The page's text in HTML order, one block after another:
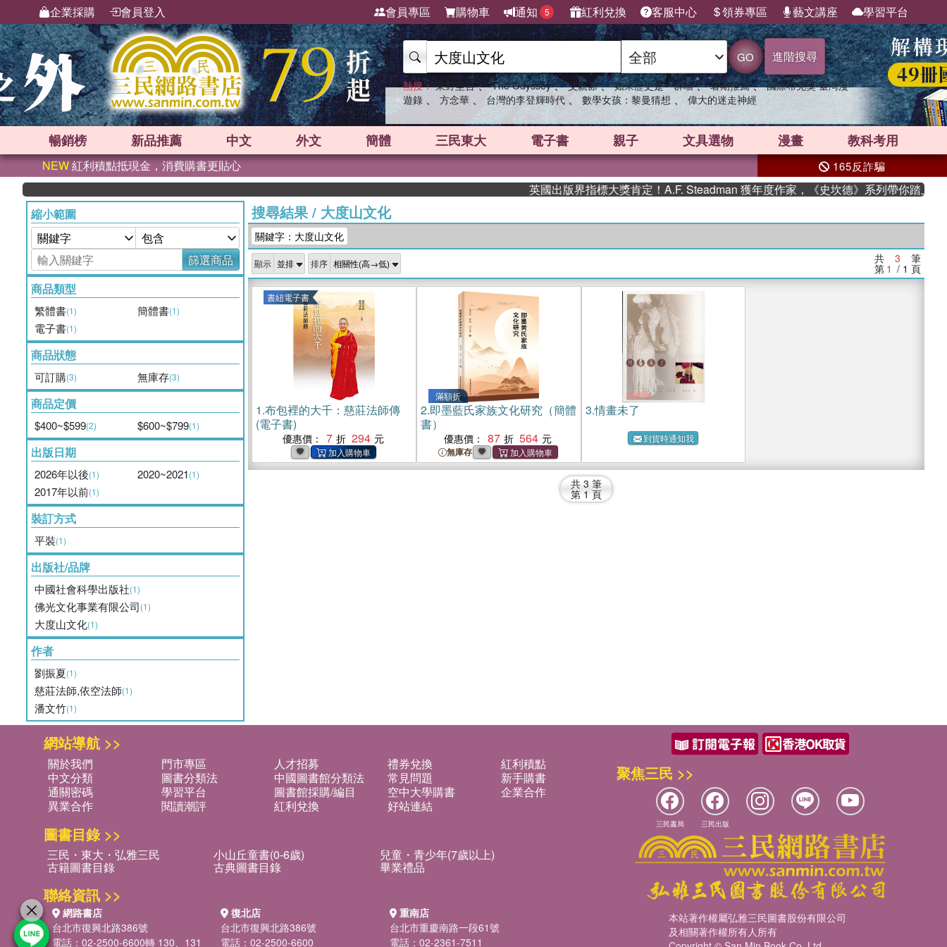
企業採購 會員登入 會員專區 購物車 通知 5 紅利兌換 客服中心 領券專區 藝文講座 學習平台
GO 進階搜尋
熱搜： 東野圭吾 、 The Odyssey 、 父親節 、 如果歷史是一群喵 、 暑期推薦 、 國際布克獎 臺灣漫
遊錄 、 方念華 、 台灣的李登輝時代 、 數學女孩：黎曼猜想 、 偉大的迷走神經
暢銷榜 新品推薦 中文 外文 簡體 三民東大 電子書 親子 文具選物 漫畫 教科考用
NEW紅利積點抵現金，消費購書更貼心 165反詐騙
英國出版界指標大獎肯定！A.F. Steadman 獲年度作家，《史坎德》系列帶你踏上熱血
縮小範圍
篩選商品
商品類型
繁體書(1) 簡體書(1)
電子書(1)
商品狀態
可訂購(3) 無庫存(3)
商品定價
$400~$599(2) $600~$799(1)
出版日期
2026年以後(1) 2020~2021(1)
2017年以前(1)
裝訂方式
平裝(1)
出版社/品牌
中國社會科學出版社(1)
佛光文化事業有限公司(1)
大度山文化(1)
作者
劉振夏(1)
慈莊法師,依空法師(1)
潘文竹(1)
搜尋結果/ 大度山文化
關鍵字：大度山文化
顯示 排序 共 3 筆
第 1 / 1 頁
書紐電子書
1.布包裡的大千：慈莊法師傳
(電子書)
優惠價： 7 294
滿額折
2.即墨藍氏家族文化研究（簡體
書）
優惠價： 87 564
無庫存
3.情畫未了
到貨時通知我
共 3 筆
第 1 頁
網站導航 >>
關於我們 門市專區 人才招募 禮券兌換
紅利積點
中文分類
圖書分類法 中國圖書館分類法 常見問題
新手購書
通關密碼
學習平台 圖書館採購/編目 空中大學購書
企業合作
異業合作
閱讀潮評 紅利兌換 好站連結
圖書目錄 >>
三民・東大・弘雅三民 小山丘童書(0-6歲) 兒童・青少年(7歲以上)
古籍圖書目錄 古典圖書目錄 畢業禮品
聯絡資訊 >>
網路書店
台北市復興北路386號
電話：02-2500-6600轉 130、131
復北店
台北市復興北路386號
電話：02-2500-6600
重南店
台北市重慶南路一段61號
電話：02-2361-7511
聚焦三民 >>
三民書局 三民出版
本站著作權屬弘雅三民圖書股份有限公司
及相關著作權所有人所有